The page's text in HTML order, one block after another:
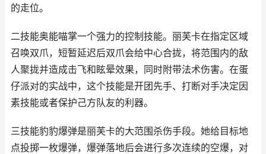
的走位。
二技能奥能喵掌一个强力的控制技能。丽芙卡在指定区域
召唤双爪，短暂延迟后双爪会给中心合拢，将范围内的敌
人聚拢并造成击飞和眩晕效果，同时附带法术伤害。在蛋
仔派对的实战中，这个技能是开团先手、打断对手决定因
素技能或者保护己方队友的利器。
三技能豹豹爆弹是丽芙卡的大范围杀伤手段。她给目标地
点投掷一枚爆弹，爆弹落地后会进行多次连续的空爆，对